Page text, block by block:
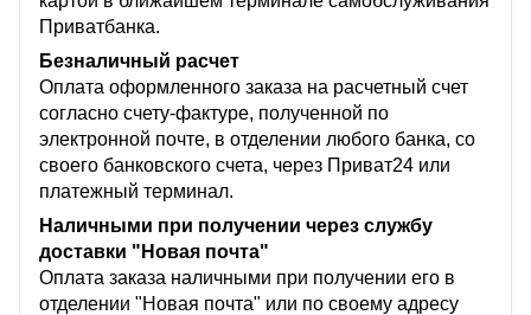
Приватбанка.
Безналичный расчет
Оплата оформленного заказа на расчетный счет
согласно счету-фактуре, полученной по
электронной почте, в отделении любого банка, со
своего банковского счета, через Приват24 или
платежный терминал.
Наличными при получении через службу
доставки "Новая почта"
Оплата заказа наличными при получении его в
отделении "Новая почта" или по своему адресу